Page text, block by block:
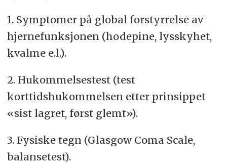
1. Symptomer på global forstyrrelse av
hjernefunksjonen (hodepine, lysskyhet,
kvalme e.l.).
2. Hukommelsestest (test
korttidshukommelsen etter prinsippet
«sist lagret, først glemt»).
3. Fysiske tegn (Glasgow Coma Scale,
balansetest).